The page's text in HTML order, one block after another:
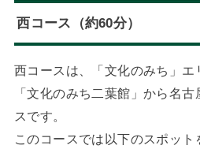
西コース（約60分）
西コースは、「文化のみち」エ
「文化のみち二葉館」から名
スです。
このコースでは以下のスポット